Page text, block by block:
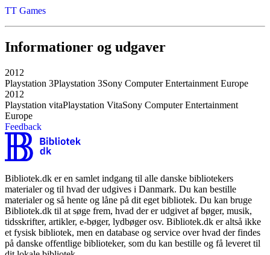
TT Games
Informationer og udgaver
2012
Playstation 3Playstation 3Sony Computer Entertainment Europe
2012
Playstation vitaPlaystation VitaSony Computer Entertainment
Europe
Feedback
Bibliotek.dk er en samlet indgang til alle danske bibliotekers
materialer og til hvad der udgives i Danmark. Du kan bestille
materialer og så hente og låne på dit eget bibliotek. Du kan bruge
Bibliotek.dk til at søge frem, hvad der er udgivet af bøger, musik,
tidsskrifter, artikler, e-bøger, lydbøger osv. Bibliotek.dk er altså ikke
et fysisk bibliotek, men en database og service over hvad der findes
på danske offentlige biblioteker, som du kan bestille og få leveret til